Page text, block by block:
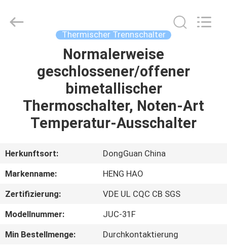
STARTSEITE
PRODUKTE
ÜBER
FABRIK
TOUR
Electric
Thermischer Trennschalter
Normalerweise
geschlossener/offener
bimetallischer
Thermoschalter, Noten-Art
Temperatur-Ausschalter
Herkunftsort:
DongGuan China
Markenname:
HENG HAO
Zertifizierung:
VDE UL CQC CB SGS
Modellnummer:
JUC-31F
Min Bestellmenge:
Durchkontaktierung